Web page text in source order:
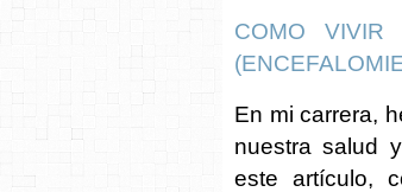
COMO VIVIR
En mi carrera,
nuestra salud
este artículo,